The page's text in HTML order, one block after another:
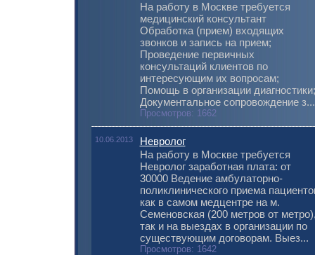
На работу в Москве требуется
медицинский консультант
Обработка (прием) входящих
звонков и запись на прием;
Проведение первичных
консультаций клиентов по
интересующим их вопросам;
Помощь в организации диагностики;
Документальное сопровождение з...
Просмотров: 1662
10.06.2013
Невролог
На работу в Москве требуется
Невролог заработная плата: от
30000 Ведение амбулаторно-
поликлинического приема
как в самом медцентре на м.
Семеновская (200 метров от
так и на выездах в организации по
существующим договорам. Выез...
Просмотров: 1642